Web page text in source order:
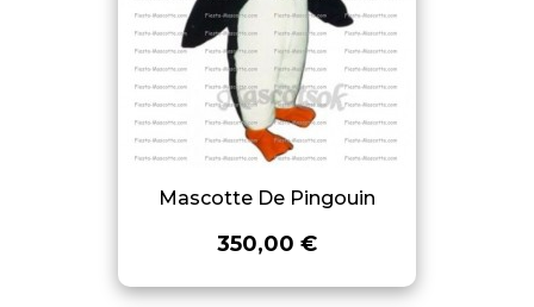
Mascotte De Pingouin
350,00 €